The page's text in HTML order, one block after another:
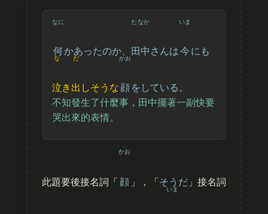
何
なに
かあったのか、 田中
たなか
さんは今
いま
にも
泣
な
き 出
だ
しそうな 顔
かお
をしている。
不知發生了什麼事，田中擺著一副快要
哭出來的表情。
此題要後接名詞「 顔
かお
」，「 そうだ 」接名詞
いま